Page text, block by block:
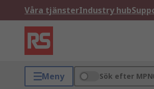
Våra tjänsterIndustry hub
Meny Sök efter MPN